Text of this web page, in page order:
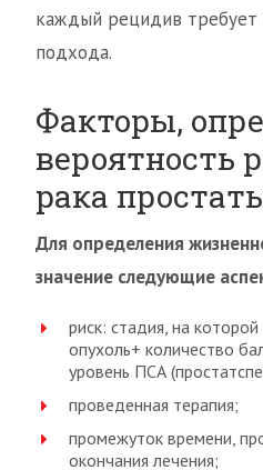
каждый рецидив требует
подхода.
Факторы,
вероятность
рака
Для определения
значение следующие
риск: стадия, на
опухоль+ количество
уровень ПСА
проведенная терапия;
промежуток времени,
окончания лечения;